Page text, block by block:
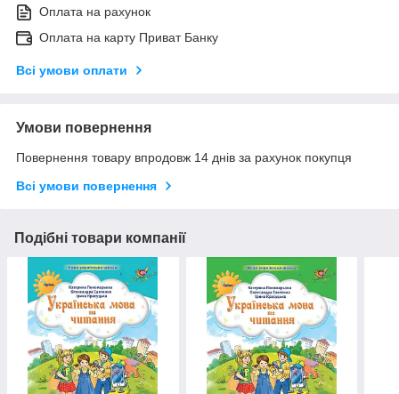
Оплата на рахунок
Оплата на карту Приват Банку
Всі умови оплати
Умови повернення
Повернення товару впродовж 14 днів за рахунок покупця
Всі умови повернення
Подібні товари компанії